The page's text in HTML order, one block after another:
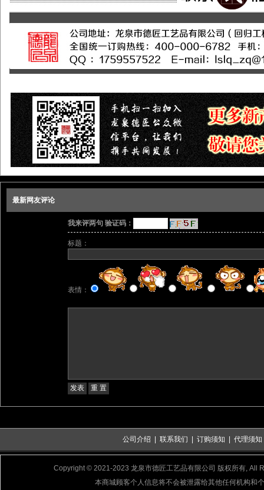
最新网友评论
我来评两句 验证码：
标题：
表情：
公司介绍 联系我们 订购须知 代理须知
Copyright © 2021-2023 龙泉市德匠工艺品有限公司 版权所有, All
本商城顾客个人信息将不会被泄露给其他任何机构和